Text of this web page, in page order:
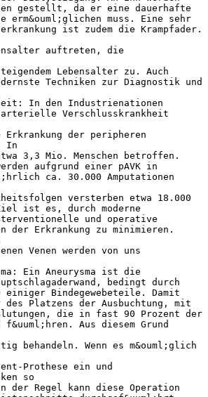
gestellt, da er eine dauerhafte
erm&ouml;glichen muss. Eine sehr
ist zudem die Krampfader.
auftreten, die
Lebensalter zu. Auch
Techniken zur Diagnostik und
In den Industrienationen
Verschlusskrankheit
der peripheren
In
3,3 Mio. Menschen betroffen.
aufgrund einer pAVK in
ca. 30.000 Amputationen
versterben etwa 18.000
ist es, durch moderne
und operative
der Erkrankung zu minimieren.
Venen werden von uns
Ein Aneurysma ist die
bedingt durch
einiger Bindegewebeteile. Damit
Platzens der Ausbuchtung, mit
die in fast 90 Prozent der
f&uuml;hren. Aus diesem Grund
behandeln. Wenn es m&ouml;glich
Prothese ein und
so
der Regel kann diese Operation